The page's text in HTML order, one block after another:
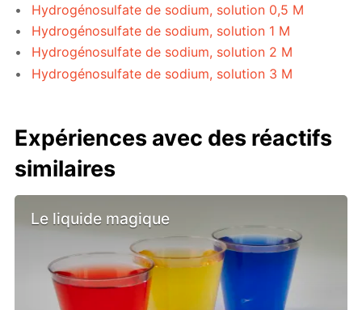
Hydrogénosulfate de sodium, solution 0,5 M
Hydrogénosulfate de sodium, solution 1 M
Hydrogénosulfate de sodium, solution 2 M
Hydrogénosulfate de sodium, solution 3 M
Expériences avec des réactifs
similaires
Le liquide magique